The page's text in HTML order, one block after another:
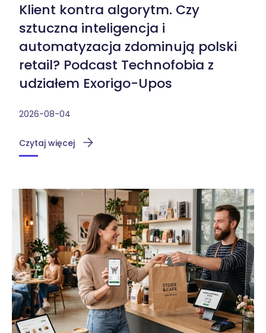
Klient kontra algorytm. Czy
sztuczna inteligencja i
automatyzacja zdominują polski
retail? Podcast Technofobia z
udziałem Exorigo-Upos
2026-08-04
Czytaj więcej